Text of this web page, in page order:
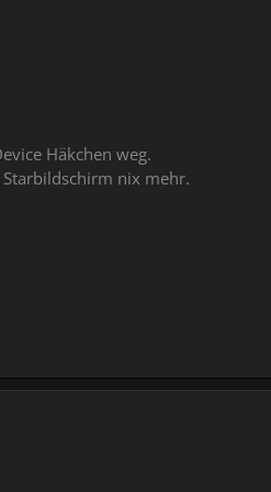
Häkchen weg.
nix mehr.